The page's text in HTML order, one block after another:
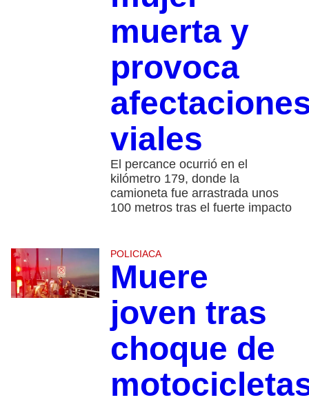
muerta y
provoca
viales
El percance ocurrió en el
kilómetro 179, donde la
camioneta fue arrastrada unos
100 metros tras el fuerte impacto
POLICIACA
Muere
joven tras
choque de